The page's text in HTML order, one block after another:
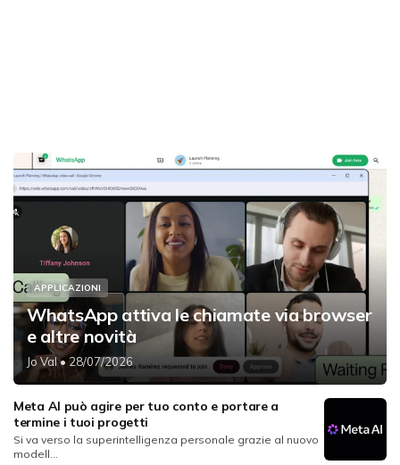
APPLICAZIONI
WhatsApp attiva le chiamate via browser
e altre novità
Jo Val• 28/07/2026
Meta AI può agire per tuo conto e portare a
termine i tuoi progetti
Si va verso la superintelligenza personale grazie al nuovo
modell...